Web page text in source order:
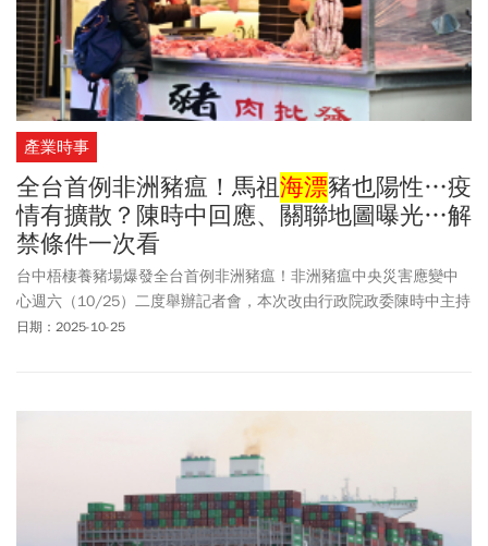
產業時事
全台首例非洲豬瘟！馬祖海漂豬也陽性…疫
情有擴散？陳時中回應、關聯地圖曝光…解
禁條件一次看
台中梧棲養豬場爆發全台首例非洲豬瘟！非洲豬瘟中央災害應變中
心週六（10/25）二度舉辦記者會，本次改由行政院政委陳時中主持
會議。針對近日檢出本土非洲豬瘟首例案場，陳時中表示，目前初
案、控管方式，《今周刊》本文帶大家一次瞭解！
日期：2025-10-25